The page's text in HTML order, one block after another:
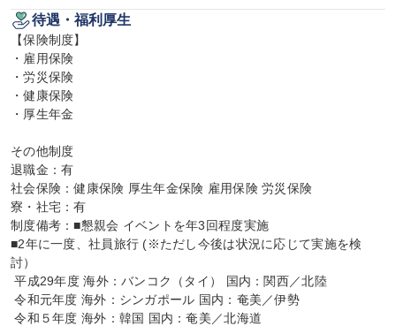
待遇・福利厚生
【保険制度】
・雇用保険
・労災保険
・健康保険
・厚生年金
その他制度
退職金：有
社会保険：健康保険 厚生年金保険 雇用保険 労災保険
寮・社宅：有
制度備考：■懇親会 イベントを年3回程度実施
■2年に一度、社員旅行 (※ただし今後は状況に応じて実施を検
討）
平成29年度 海外：バンコク（タイ） 国内：関西／北陸
令和元年度 海外：シンガポール 国内：奄美／伊勢
令和５年度 海外：韓国 国内：奄美／北海道